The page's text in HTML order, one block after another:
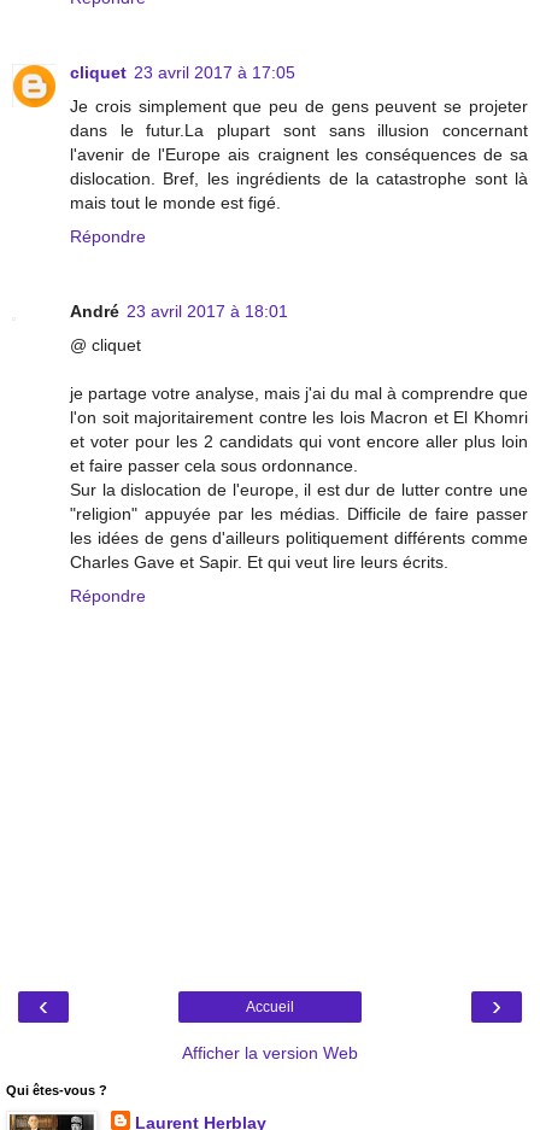
cliquet 23 avril 2017 à 17:05
Je crois simplement que peu de gens peuvent se projeter
dans le futur.La plupart sont sans illusion concernant
l'avenir de l'Europe ais craignent les conséquences de sa
dislocation. Bref, les ingrédients de la catastrophe sont là
mais tout le monde est figé.
Répondre
André 23 avril 2017 à 18:01
@ cliquet
je partage votre analyse, mais j'ai du mal à comprendre que
l'on soit majoritairement contre les lois Macron et El Khomri
et voter pour les 2 candidats qui vont encore aller plus loin
et faire passer cela sous ordonnance.
Sur la dislocation de l'europe, il est dur de lutter contre une
"religion" appuyée par les médias. Difficile de faire passer
les idées de gens d'ailleurs politiquement différents comme
Charles Gave et Sapir. Et qui veut lire leurs écrits.
Répondre
‹ ›
Accueil
Afficher la version Web
Qui êtes-vous ?
Laurent Herblay